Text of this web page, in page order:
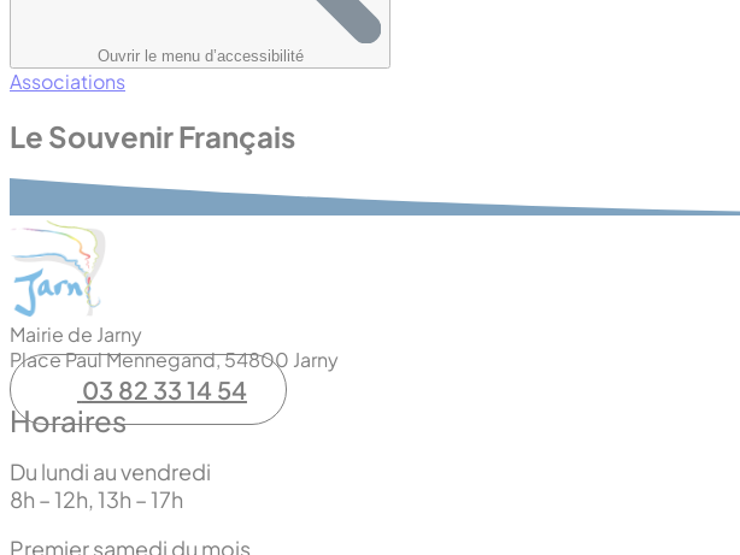
Ouvrir le menu d’accessibilité
Associations
Le Souvenir Français
Mairie de Jarny
Place Paul Mennegand, 54800 Jarny
03 82 33 14 54
Horaires
Du lundi au vendredi
8h – 12h, 13h – 17h
Premier samedi du mois